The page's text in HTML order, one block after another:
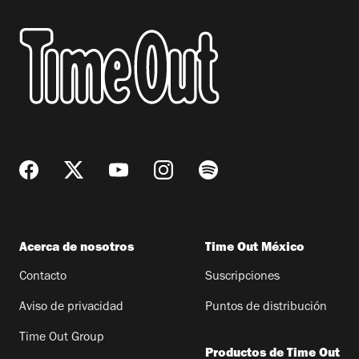
Acerca de nosotros
Contacto
Aviso de privacidad
Time Out Group
Time Out México
Suscripciones
Puntos de distribución
Productos de Time Out